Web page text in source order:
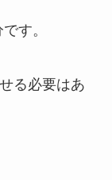
す。
る必要はあ